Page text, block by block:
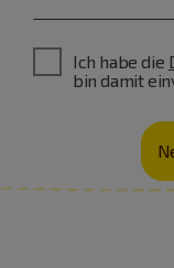
Ich habe die
bin damit